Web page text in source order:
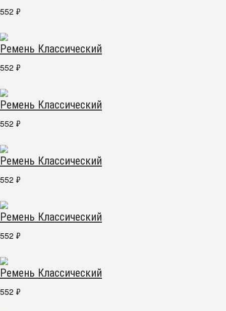
552 ₽
Ремень Классический
552 ₽
Ремень Классический
552 ₽
Ремень Классический
552 ₽
Ремень Классический
552 ₽
Ремень Классический
552 ₽